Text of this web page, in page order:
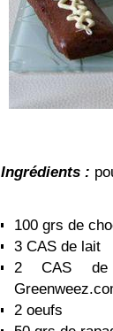
Ingrédients :
100 grs de
3 CAS de lait
2 CAS de
2 oeufs